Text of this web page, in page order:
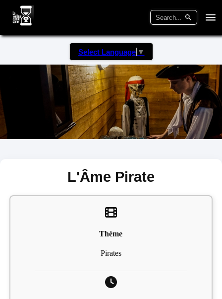
Select Language ▼
L'Âme Pirate
Thème
Pirates